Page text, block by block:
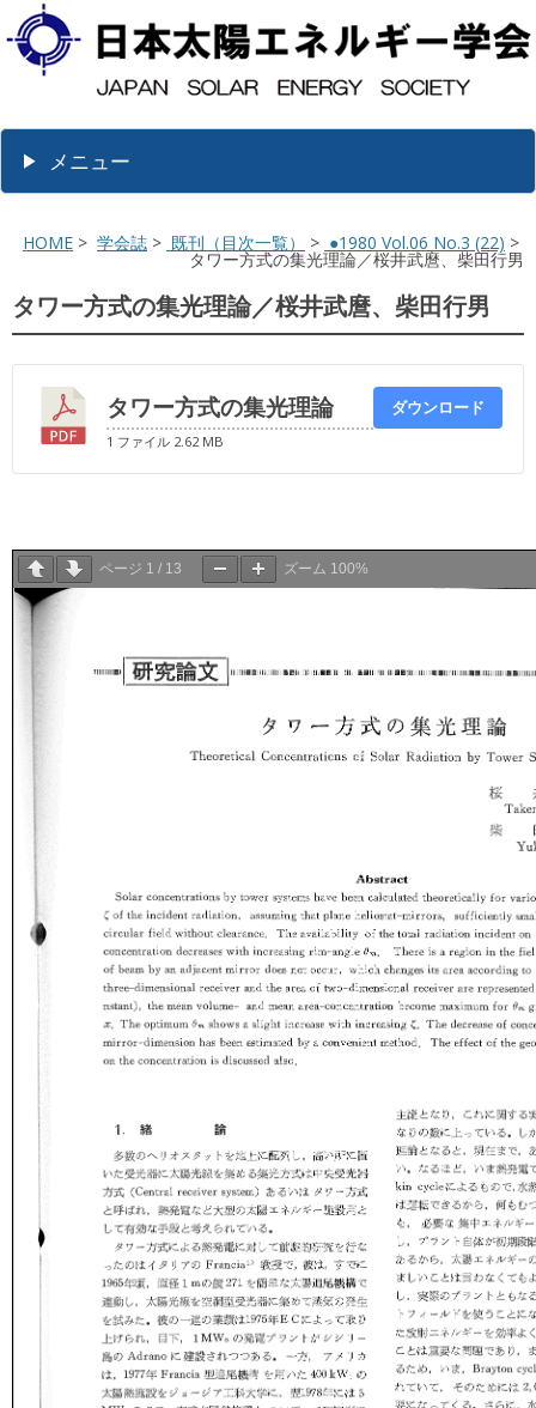
メニュー
HOME > 学会誌 > 既刊（目次一覧） > ●1980 Vol.06 No.3 (22) >
タワー方式の集光理論／桜井武麿、柴田行男
タワー方式の集光理論／桜井武麿、柴田行男
タワー方式の集光理論
1 ファイル 2.62 MB
ダウンロード
ページ 1 / 13 ズーム 100%